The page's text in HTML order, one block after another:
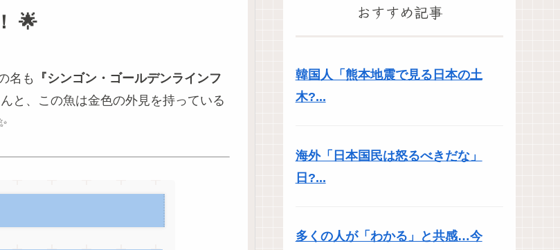
🌟
名も
『シンゴン・ゴールデンラインフ
と、この魚は金色の外見を持っている
おすすめ記事
韓国人「熊本地震で見る日本の土
木?...
海外「日本国民は怒るべきだな」
日?...
多くの人が「わかる」と共感…今